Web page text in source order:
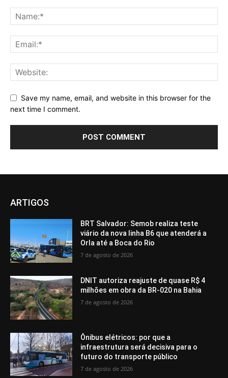
Save my name, email, and website in this browser for the
next time I comment.
ARTIGOS
BRT Salvador: Semob realiza teste
viário da nova linha B6 que atenderá a
Orla até a Boca do Rio
7 de agosto de 2026
DNIT autoriza reajuste de quase R$ 4
milhões em obra da BR-020 na Bahia
7 de agosto de 2026
Ônibus elétricos: por que a
infraestrutura será decisiva para o
futuro do transporte público
7 de agosto de 2026